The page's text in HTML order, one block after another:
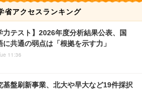
省アクセスランキング
力テスト】2026年度分析結果公表、国
に共通の弱点は「根拠を示す力」
11:36
基盤刷新事業、北大や早大など19件採択